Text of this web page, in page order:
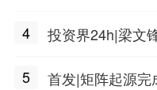
4
投资界24h|梁文
5
首发|矩阵起源完